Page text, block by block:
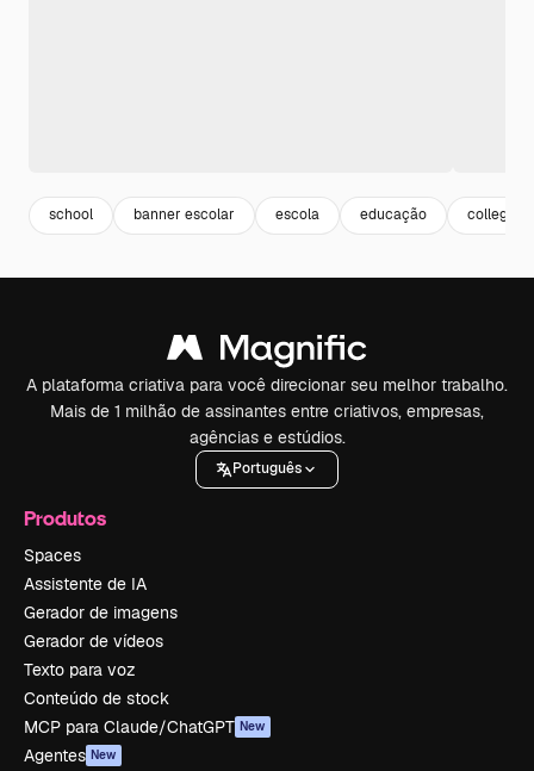
school banner escolar escola educação college
A plataforma criativa para você direcionar seu melhor trabalho.
Mais de 1 milhão de assinantes entre criativos, empresas,
agências e estúdios.
Português
Produtos
Spaces
Assistente de IA
Gerador de imagens
Gerador de vídeos
Texto para voz
Conteúdo de stock
MCP para Claude/ChatGPT New
Agentes New